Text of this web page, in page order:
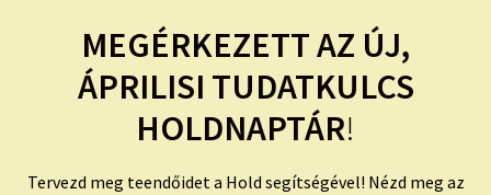
MEGÉRKEZETT AZ ÚJ,
ÁPRILISI TUDATKULCS
HOLDNAPTÁR!
Tervezd meg teendőidet a Hold segítségével! Nézd meg az